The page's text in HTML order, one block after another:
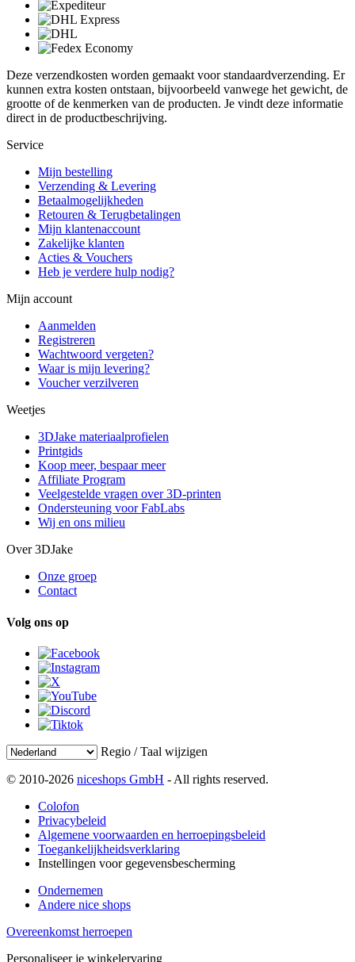
Deze verzendkosten worden gemaakt voor standaardverzending. Er
kunnen extra kosten ontstaan, bijvoorbeeld vanwege het gewicht, de
grootte of de kenmerken van de producten. Je vindt deze informatie
direct in de productbeschrijving.
Service
Mijn bestelling
Verzending & Levering
Betaalmogelijkheden
Retouren & Terugbetalingen
Mijn klantenaccount
Zakelijke klanten
Acties & Vouchers
Heb je verdere hulp nodig?
Mijn account
Aanmelden
Registreren
Wachtwoord vergeten?
Waar is mijn levering?
Voucher verzilveren
Weetjes
3DJake materiaalprofielen
Printgids
Koop meer, bespaar meer
Affiliate Program
Veelgestelde vragen over 3D-printen
Ondersteuning voor FabLabs
Wij en ons milieu
Over 3DJake
Onze groep
Contact
Volg ons op
Regio / Taal wijzigen
© 2010-2026 niceshops GmbH - All rights reserved.
Colofon
Privacybeleid
Algemene voorwaarden en herroepingsbeleid
Toegankelijkheidsverklaring
Instellingen voor gegevensbescherming
Ondernemen
Andere nice shops
Overeenkomst herroepen
Personaliseer je winkelervaring